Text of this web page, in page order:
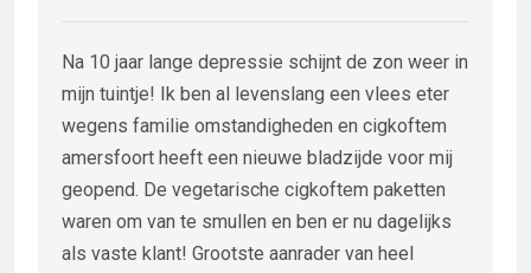
Na 10 jaar lange depressie schijnt de zon weer in
mijn tuintje! Ik ben al levenslang een vlees eter
wegens familie omstandigheden en cigkoftem
amersfoort heeft een nieuwe bladzijde voor mij
geopend. De vegetarische cigkoftem paketten
waren om van te smullen en ben er nu dagelijks
als vaste klant! Grootste aanrader van heel